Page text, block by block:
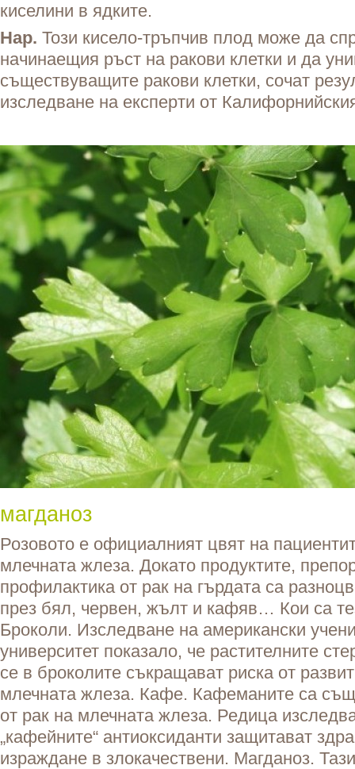
киселини в ядките.
Нар. Този кисело-тръпчив плод може да
начинаещия ръст на ракови клетки и да
съществуващите ракови клетки, сочат
изследване на експерти от
магданоз
Розовото е официалният цвят на
млечната жлеза. Докато продуктите,
профилактика от рак на гърдата са
през бял, червен, жълт и кафяв… Кои са
Броколи. Изследване на американски
университет показало, че растителните
се в броколите съкращават риска от
млечната жлеза. Кафе. Кафеманите са
от рак на млечната жлеза. Редица
„кафейните“ антиоксиданти защитават
израждане в злокачествени. Магданоз.